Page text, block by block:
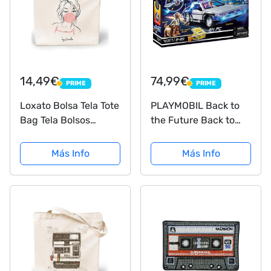
14,49€ PRIME
PRIME
Loxato Bolsa Tela Tote
Bag Tela Bolsos
Bolsas de Algodón
Natural 100% Bolsas
Reutilizables Extra
Largas 70cm 220
gr/m2 Bolsas...
Más Info
74,99€ PRIME
PRIME
PLAYMOBIL Back to
the Future Back to
A partir de 6 años
(70317)
Más Info